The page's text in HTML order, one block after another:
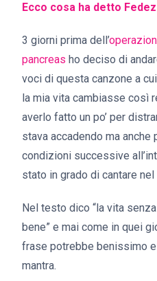
Ecco cosa ha detto
3 giorni prima dell’
pancreas ho deciso di
voci di questa canzone a
la mia vita cambiasse così
averlo fatto un po’ per
stava accadendo ma anche
condizioni successive
stato in grado di cantare
Nel testo dico “la vita
bene” e mai come in quei
frase potrebbe benissimo
mantra.